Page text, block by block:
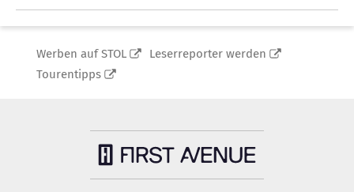
Werben auf STOL
Leserreporter werden
Tourentipps